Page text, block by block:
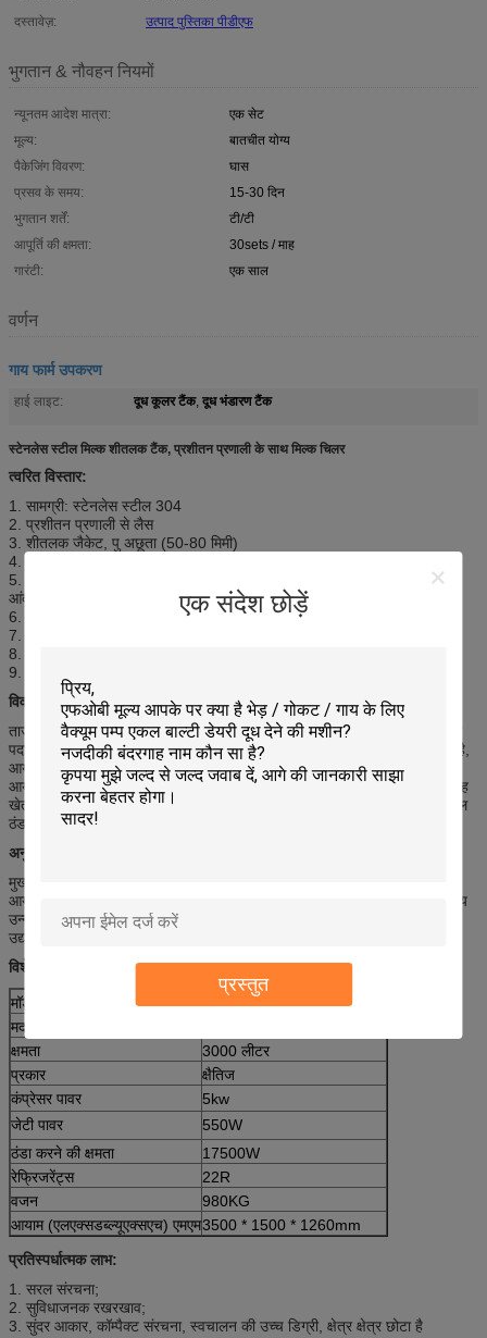
एक संदेश छोड़ें
प्रस्तुत
दस्तावेज़:
उत्पाद पुस्तिका पीडीएफ
भुगतान & नौवहन नियमों
न्यूनतम आदेश मात्रा:
एक सेट
मूल्य:
बातचीत योग्य
पैकेजिंग विवरण:
घास
प्रसव के समय:
15-30 दिन
भुगतान शर्तें:
टी/टी
आपूर्ति की क्षमता:
30sets / माह
गारंटी:
एक साल
वर्णन
गाय फार्म उपकरण
हाई लाइट: दूध कूलर टैंक, दूध भंडारण टैंक
स्टेनलेस स्टील मिल्क शीतलक टैंक, प्रशीतन प्रणाली के साथ मिल्क चिलर
त्वरित विस्तार:
1. सामग्री: स्टेनलेस स्टील 304
2. प्रशीतन प्रणाली से लैस
3. शीतलक जैकेट, पु अछूता (50-80 मिमी)
4. क्षमता: 500 एल -10000 एल
5. नियंत्रण बॉक्स, प्रशीतन समूह, प्रवेश, सीआईपी सफाई सिर,
आंदोलन मोटर, मैनहोल, तापमान मीटर, टैंक बॉडी, आउटलेट।
6. कार्य तापमान: 35-4 सेल्स
7. सर्द: R404A (अनुशंसित) या R22
8. कस्टम बनाया उपलब्ध
9. कार्यक्षेत्र और क्षैतिज दो विकल्प
विवरण:
ताजा दूध कूलर मुख्य रूप से शीतलन और भंडारण पसीना दूध, कच्चा रस और अन्य तरल
पदार्थों में प्रयोग किया जाता है। यह अंतरराष्ट्रीय उन्नत तकनीक को अवशोषित करता है,
आयात करने वाली मशीन और सुरक्षा और सुरक्षा प्रणाली, माइक्रो कंप्यूटर मॉनिटर,
आयातित उन्नत तकनीक और उपकरण जैसे पॉलीयूरेथन फोमिंग, बाष्पीकरण । इसलिए यह
खेत, दूध कारखाने, खाद्य कारखाना, पेय फैक्ट्री और फार्मेसी उद्योग के लिए सबसे अनुकूल
ठंडा और भंडारण उपकरण है।
अनुप्रयोगों:
मुख्य रूप से ताजे दूध के संरक्षण और भंडारण में उपयोग किया जाता है।
आयातित यूरोपीय मैन्यूरोप (गैर फ्लोरीन) और सुरक्षा संरक्षण प्रणाली के साथ अंतरराष्ट्रीय
उन्नत तकनीक को गोद लेता है। यह चारागाह, दूध स्टेशन, दूध कारखाने, खाद्य और पेय
उद्योग कारखानों के लिए आदर्श शीतलन और भंडारण उपकरण है।
विशेष विवरण:
मॉडल संख्या
HL-MC3000
मद
क्षमता
3000 लीटर
प्रकार
क्षैतिज
कंप्रेसर पावर
5kw
जेटी पावर
550W
ठंडा करने की क्षमता
17500W
रेफ्रिजरेंट्स
22R
वजन
980KG
आयाम (एलएक्सडब्ल्यूएक्सएच) एमएम3500 * 1500 * 1260mm
प्रतिस्पर्धात्मक लाभ:
1. सरल संरचना;
2. सुविधाजनक रखरखाव;
3. सुंदर आकार, कॉम्पैक्ट संरचना, स्वचालन की उच्च डिग्री, क्षेत्र क्षेत्र छोटा है